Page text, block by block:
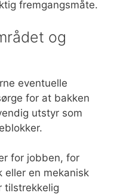
fremgangsmåte.
og
eventuelle
for at bakken
utstyr som
for jobben, for
eller en mekanisk
tilstrekkelig